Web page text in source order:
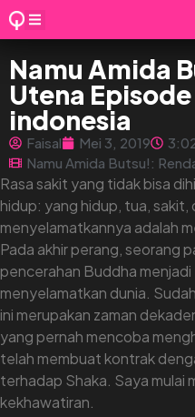
Namu Amida
Utena
indonesia
Faisal Mei 3, 2019
Namu Amida Butsu!:
Rasa sakit yang tidak bisa
hidup: yang hidup, tua, sakit,
menyelamatkannya adalah
Pada akhir perang, seorang
pencerahan Buddha menjadi
menyelamatkan dunia.
ini merupakan zaman
yang pernah mencoba
telah membuat kontrak
terhadap Shaka. Saya mulai
kekhawatiran.